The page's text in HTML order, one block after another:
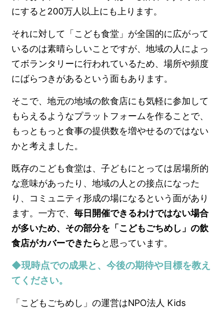
にすると200万人以上にも上ります。
それに対して「こども食堂」が全国的に広がって
いるのは素晴らしいことですが、地域の人によっ
てボランタリーに行われているため、場所や頻度
にばらつきがあるという面もあります。
そこで、地元の地域の飲食店にも気軽に参加して
もらえるようなプラットフォームを作ることで、
もっともっと食事の提供数を増やせるのではない
かと考えました。
既存のこども食堂は、子どもにとっては居場所的
な意味があったり、地域の人との接点になった
り、コミュニティ形成の場になるという面があり
ます。一方で、毎日開催できるわけではない場合
が多いため、その部分を「こどもごちめし」の飲
食店がカバーできたら と思っています。
◆現時点での成果と、今後の期待や目標を教え
てください。
「こどもごちめし」の運営はNPO法人 Kids